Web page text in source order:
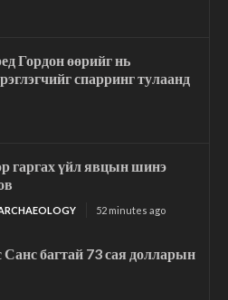
Гордон өөрийг нь
спарринг тулаанд
гаргах үйл явцын шинэ
52 minutes ago
багтай 73 сая долларын